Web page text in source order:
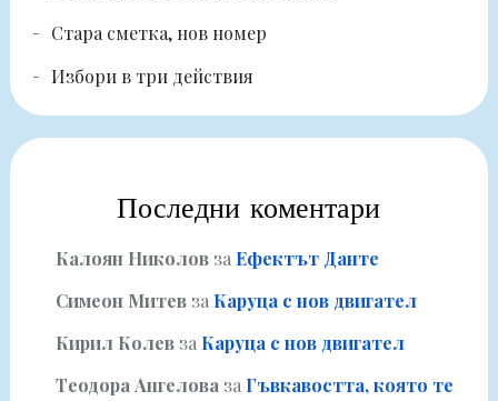
Стара сметка, нов номер
Избори в три действия
Последни коментари
Калоян Николовза Ефектът Данте
Симеон Митевза Каруца с нов двигател
Кирил Колевза Каруца с нов двигател
Теодора Ангеловаза Гъвкавостта, която те